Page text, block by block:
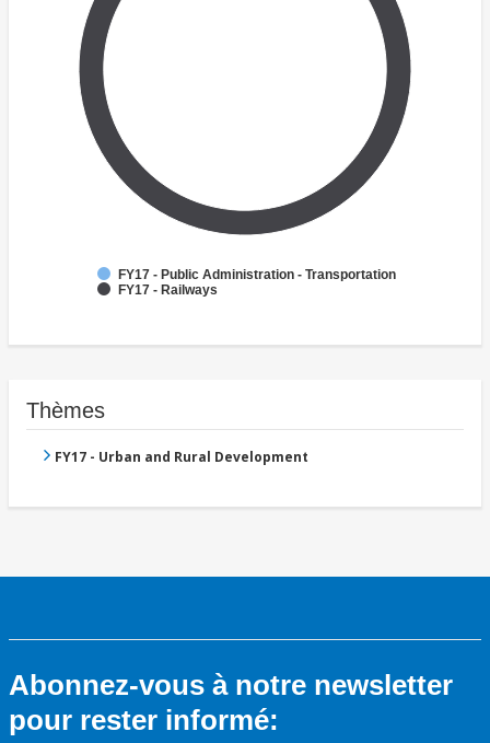
FY17 - Public Administration - Transportation
FY17 - Railways
Thèmes
FY17 - Urban and Rural Development
Abonnez-vous à notre newsletter
pour rester informé: